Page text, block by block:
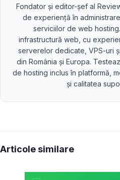
Fondator și editor-șef al
de experiență în
serviciilor de web
infrastructură web, cu
serverelor dedicate, VPS-uri
din România și Europa.
de hosting inclus în platformă,
și calitatea
Articole similare